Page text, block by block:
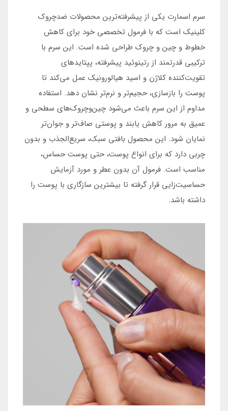
سرم اسمارت یکی از پیشرفته‌ترین محصولات ضدچروک
کلینیک است که با فرمول تخصصی خود برای کاهش
خطوط و چین‌ و چروک طراحی شده است. این سرم با
ترکیبی قدرتمند از رتینوئید پیشرفته، پپتایدهای
تقویت‌کننده کلاژن و اسید هیالورونیک عمل می‌کند تا
پوست را بازسازی، حجیم‌تر و نرم‌تر نشان دهد. استفاده
مداوم از این سرم باعث می‌شود چین‌وچروک‌های سطحی و
عمیق به مرور کاهش یابند و پوستی صاف‌تر و جوان‌تر
نمایان شود. این محصول بافتی سبک، سریع‌الجذب و بدون
چربی دارد که برای انواع پوست، حتی پوست حساس،
مناسب است. فرمول آن بدون عطر و مورد آزمایش
حساسیت‌زایی قرار گرفته تا بیشترین سازگاری با پوست را
داشته باشد.